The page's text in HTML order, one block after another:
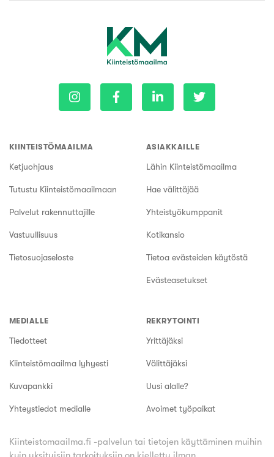
KIINTEISTÖMAAILMA
Ketjuohjaus
Tutustu Kiinteistömaailmaan
Palvelut rakennuttajille
Vastuullisuus
Tietosuojaseloste
ASIAKKAILLE
Lähin Kiinteistömaailma
Hae välittäjää
Yhteistyökumppanit
Kotikansio
Tietoa evästeiden käytöstä
Evästeasetukset
MEDIALLE
Tiedotteet
Kiinteistömaailma lyhyesti
Kuvapankki
Yhteystiedot medialle
REKRYTOINTI
Yrittäjäksi
Välittäjäksi
Uusi alalle?
Avoimet työpaikat
Kiinteistomaailma.fi -palvelun tai tietojen käyttäminen muihin